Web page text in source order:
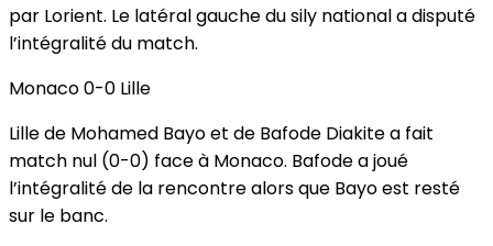
par Lorient. Le latéral gauche du sily national a disputé
l’intégralité du match.
Monaco 0-0 Lille
Lille de Mohamed Bayo et de Bafode Diakite a fait
match nul (0-0) face à Monaco. Bafode a joué
l’intégralité de la rencontre alors que Bayo est resté
sur le banc.